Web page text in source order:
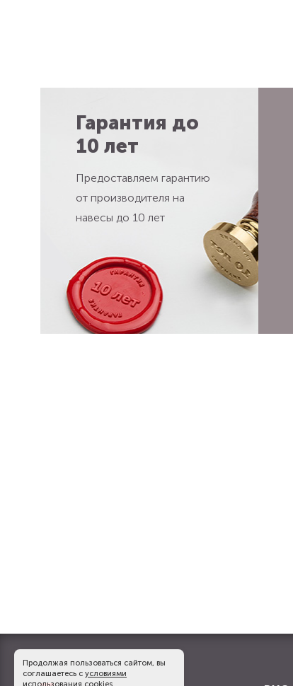
Гарантия до
10 лет
Предоставляем гарантию
от производителя на
навесы до 10 лет
Продолжая пользоваться сайтом, вы
соглашаетесь с условиями